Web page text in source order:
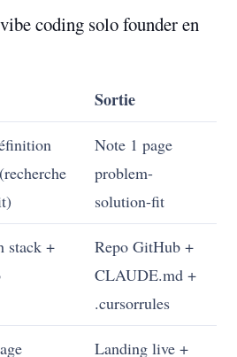
coding solo founder en
Sortie
Note 1 page
problem-
solution-fit
stack +
Repo GitHub +
CLAUDE.md +
.cursorrules
Landing live +